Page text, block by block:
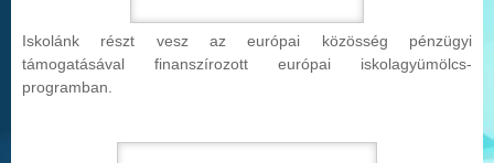
Iskolánk részt vesz az európai közösség pénzügyi
támogatásával finanszírozott európai iskolagyümölcs-
programban.